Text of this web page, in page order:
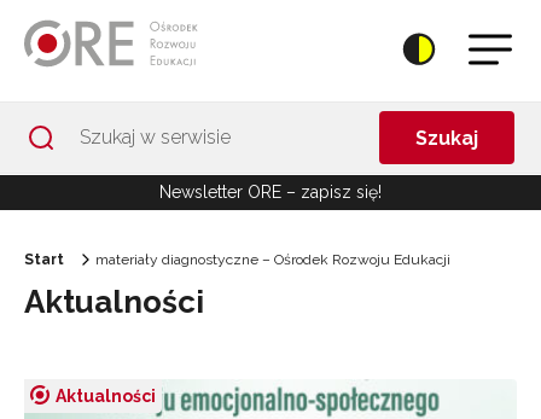
Szukaj
Newsletter ORE – zapisz się!
Start materiały diagnostyczne – Ośrodek Rozwoju Edukacji
Aktualności
Aktualności